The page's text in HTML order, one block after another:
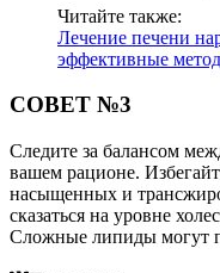
Читайте также:
Лечение печени
эффективные
СОВЕТ №3
Следите за балансом
вашем рационе.
насыщенных и
сказаться на уровне
Сложные липиды могут